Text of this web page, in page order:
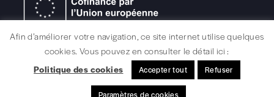
JURIDISCHE INFORMATIE / CREDITS
Afin d’améliorer votre navigation, ce site internet utilise quelques
cookies. Vous pouvez en consulter le détail ici :
Politique des cookies
Accepter tout Refuser
Paramètres de cookies